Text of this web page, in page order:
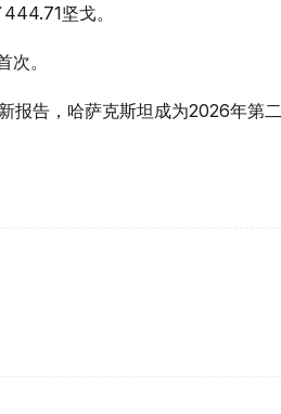
坚戈。
。
报告，哈萨克斯坦成为2026年第二